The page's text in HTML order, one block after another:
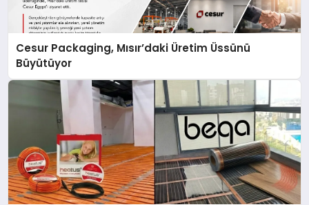
Cesur Packaging, Mısır’daki Üretim Üssünü
Büyütüyor